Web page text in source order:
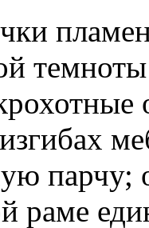
парчу;
раме